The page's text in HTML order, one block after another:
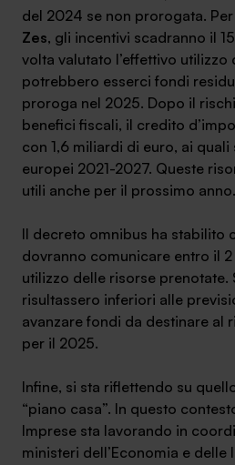
del 2024 se non prorogata.
Zes, gli incentivi scadranno il
volta valutato l’effettivo utilizzo
potrebbero esserci fondi
proroga nel 2025. Dopo il
benefici fiscali, il credito
con 1,6 miliardi di euro, ai
europei 2021-2027. Queste
utili anche per il prossimo anno.
Il decreto omnibus ha stabilito
dovranno comunicare entro il
utilizzo delle risorse prenotate.
risultassero inferiori alle
avanzare fondi da destinare al
per il 2025.
Infine, si sta riflettendo su
“piano casa”. In questo
Imprese sta lavorando in
ministeri dell’Economia e delle